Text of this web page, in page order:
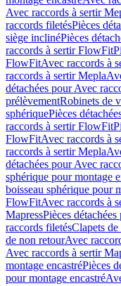
Avec raccords à sertir
raccords filetésPièces
siège inclinéPièces
raccords à sertir FlowFit
FlowFitAvec raccords à
raccords à sertir Mepla
détachées pour Avec
prélèvementRobinets de
sphériquePièces
raccords à sertir FlowFit
FlowFitAvec raccords à
raccords à sertir Mepla
détachées pour Avec
sphérique pour montage
boisseau sphérique pour
FlowFitAvec raccords à
MapressPièces
raccords filetésClapets
de non retourAvec
Avec raccords à sertir
montage encastréPièces
pour montage encastré